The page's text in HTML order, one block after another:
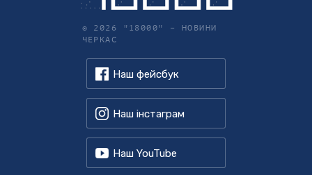
© 2026 "18000" – НОВИНИ
ЧЕРКАС
Наш фейсбук
Наш інстаграм
Наш YouTube